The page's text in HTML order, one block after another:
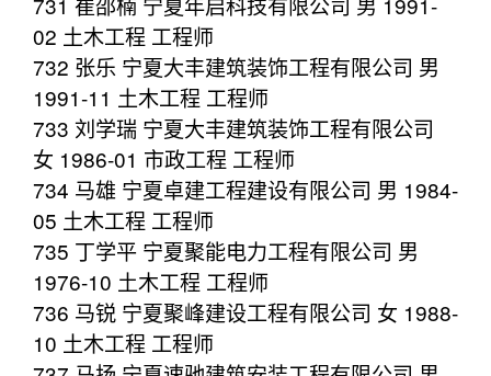
02 土木工程 工程师
732 张乐 宁夏大丰建筑装饰工程有限公司 男
1991-11 土木工程 工程师
733 刘学瑞 宁夏大丰建筑装饰工程有限公司
女 1986-01 市政工程 工程师
734 马雄 宁夏卓建工程建设有限公司 男 1984-
05 土木工程 工程师
735 丁学平 宁夏聚能电力工程有限公司 男
1976-10 土木工程 工程师
736 马锐 宁夏聚峰建设工程有限公司 女 1988-
10 土木工程 工程师